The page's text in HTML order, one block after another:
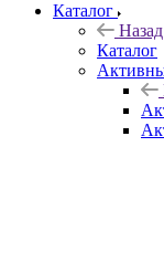
Каталог
Назад
Каталог